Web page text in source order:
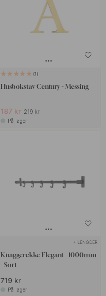
1
Husbokstav Century - Messing
187 kr 219 kr
På lager
+ LENGDER
Knaggerekke Elegant - 1000mm
- Sort
719 kr
På lager